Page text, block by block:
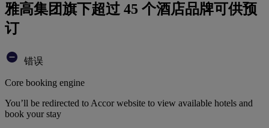
雅高集团旗下超过 45 个酒店品牌可供预
订
错误
Core booking engine
You’ll be redirected to Accor website to view available hotels and
book your stay